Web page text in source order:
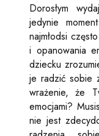
Dorosłym
jedynie
najmłodsi
i opanowania
dziecku
je radzić sobie
wrażenie, że
emocjami?
nie jest